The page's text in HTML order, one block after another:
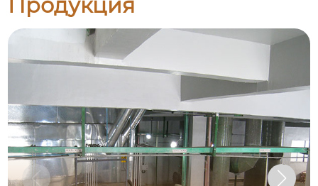
Продукция